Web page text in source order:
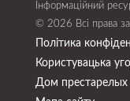
Інформаційний
© 2026 Всі права
Політика
Користувацька
Дом престарелых